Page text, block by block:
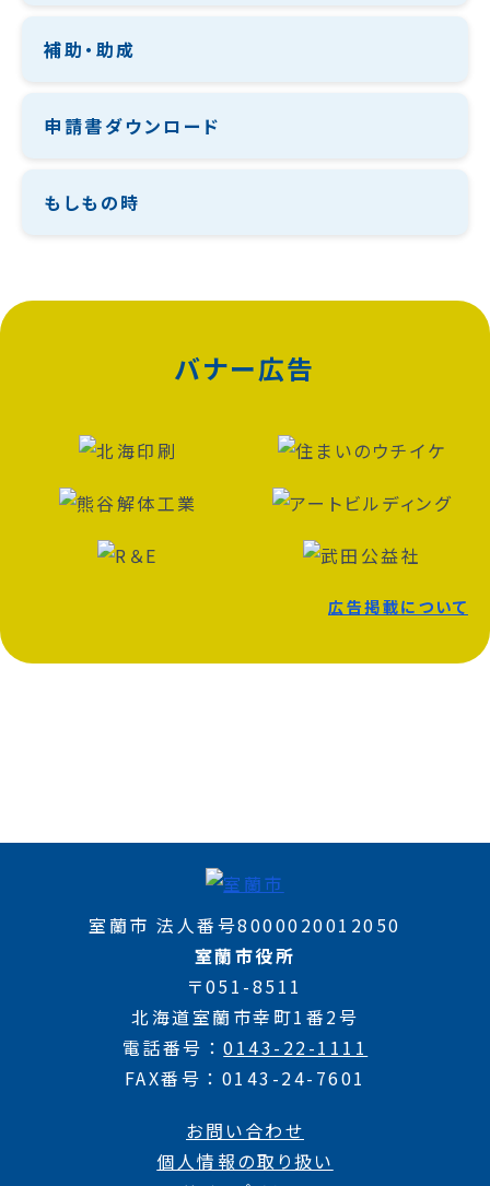
補助・助成
申請書ダウンロード
もしもの時
バナー広告
広告掲載について
室蘭市 法人番号8000020012050
室蘭市役所
〒051-8511
北海道室蘭市幸町1番2号
電話番号
0143-22-1111
FAX番号
0143-24-7601
お問い合わせ
個人情報の取り扱い